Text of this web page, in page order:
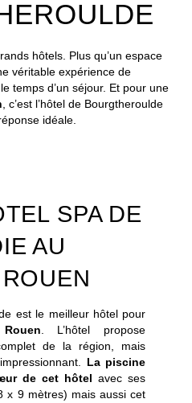
hôtels. Plus qu’un espace
véritable expérience de
temps d’un séjour. Et pour une
, c’est l’hôtel de Bourgtheroulde
idéale.
SPA DE
AU
est le meilleur hôtel pour
. L’hôtel propose
de la région, mais
La piscine
de cet hôtel avec ses
x 9 mètres) mais aussi cet